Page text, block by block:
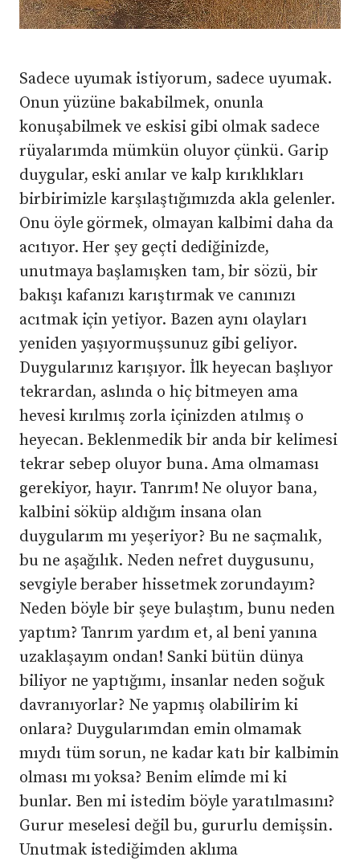
Sadece uyumak istiyorum, sadece uyumak.
Onun yüzüne bakabilmek, onunla
konuşabilmek ve eskisi gibi olmak sadece
rüyalarımda mümkün oluyor çünkü. Garip
duygular, eski anılar ve kalp kırıklıkları
birbirimizle karşılaştığımızda akla gelenler.
Onu öyle görmek, olmayan kalbimi daha da
acıtıyor. Her şey geçti dediğinizde,
unutmaya başlamışken tam, bir sözü, bir
bakışı kafanızı karıştırmak ve canınızı
acıtmak için yetiyor. Bazen aynı olayları
yeniden yaşıyormuşsunuz gibi geliyor.
Duygularınız karışıyor. İlk heyecan başlıyor
tekrardan, aslında o hiç bitmeyen ama
hevesi kırılmış zorla içinizden atılmış o
heyecan. Beklenmedik bir anda bir kelimesi
tekrar sebep oluyor buna. Ama olmaması
gerekiyor, hayır. Tanrım! Ne oluyor bana,
kalbini söküp aldığım insana olan
duygularım mı yeşeriyor? Bu ne saçmalık,
bu ne aşağılık. Neden nefret duygusunu,
sevgiyle beraber hissetmek zorundayım?
Neden böyle bir şeye bulaştım, bunu neden
yaptım? Tanrım yardım et, al beni yanına
uzaklaşayım ondan! Sanki bütün dünya
biliyor ne yaptığımı, insanlar neden soğuk
davranıyorlar? Ne yapmış olabilirim ki
onlara? Duygularımdan emin olmamak
mıydı tüm sorun, ne kadar katı bir kalbimin
olması mı yoksa? Benim elimde mi ki
bunlar. Ben mi istedim böyle yaratılmasını?
Gurur meselesi değil bu, gururlu demişsin.
Unutmak istediğimden aklıma